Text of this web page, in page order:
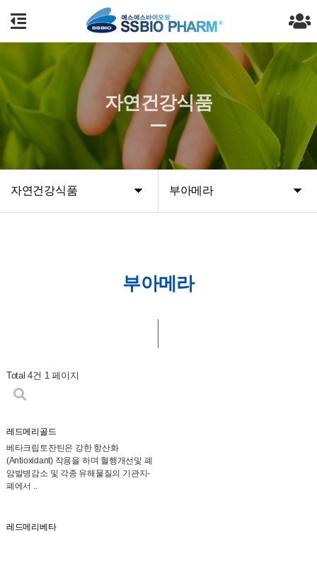
자연건강식품 부아메라
자연건강식품
부아메라
Total 4건 1 페이지
레드메리골드
베타크립토잔틴은 강한 항산화
(Antioxidant) 작용을 하며 혈행개선및 폐
암발병감소 및 각종 유해물질의 기관지-
폐에서 ..
레드메리베타